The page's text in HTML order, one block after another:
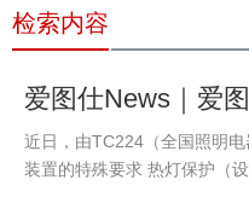
检索内容
爱图仕News｜爱
近日，由TC224（全国照明
装置的特殊要求 热灯保护（